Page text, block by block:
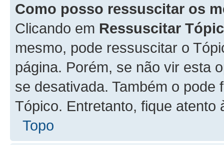
Como posso ressuscitar os
Clicando em Ressuscitar
mesmo, pode ressuscitar o
página. Porém, se não vir esta
se desativada. Também o
Tópico. Entretanto, fique atento
Topo